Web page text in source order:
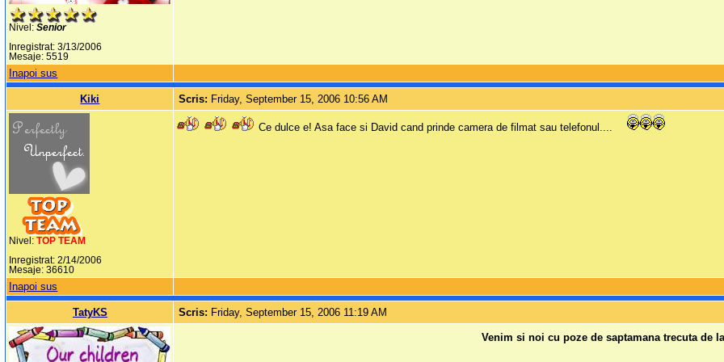
Nivel:Senior
Inregistrat: 3/13/2006
Mesaje: 5519
Inapoi sus
Kiki Scris: Friday, September 15, 2006 10:56 AM
Nivel:TOP TEAM
Inregistrat: 2/14/2006
Mesaje: 36610
Ce dulce e! Asa face si David cand prinde camera de filmat sau telefonul....
Inapoi sus
TatyKS Scris: Friday, September 15, 2006 11:19 AM
Venim si noi cu poze de saptamana trecuta de